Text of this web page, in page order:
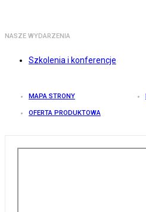
NASZE WYDARZENIA
Szkolenia i konferencje
MAPA STRONY
OFERTA PRODUKTOWA